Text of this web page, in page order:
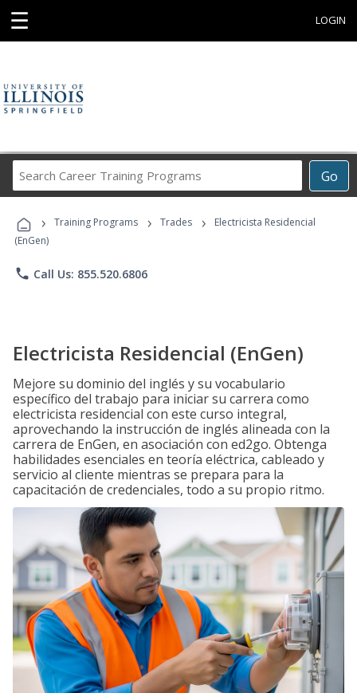
☰ LOGIN
Go
Career
Programs
› Training Programs › Trades ›
Electricista Residencial
(EnGen)
phone Call Us: 855.520.6806
Electricista Residencial (EnGen)
Mejore su dominio del inglés y su vocabulario
específico del trabajo para iniciar su carrera como
electricista residencial con este curso integral,
aprovechando la instrucción de inglés alineada con la
carrera de EnGen, en asociación con ed2go. Obtenga
habilidades esenciales en teoría eléctrica, cableado y
servicio al cliente mientras se prepara para la
capacitación de credenciales, todo a su propio ritmo.